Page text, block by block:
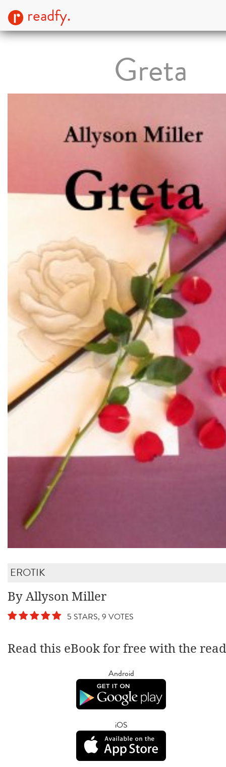
readfy.
Greta
EROTIK
By Allyson Miller
5 STARS, 9 VOTES
Read this eBook for free with the
Android
iOS